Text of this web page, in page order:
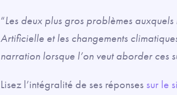
“Les deux plus gros problèmes
Artificielle et les changements
narration lorsque l’on veut aborder ces
Lisez l’intégralité de ses réponses sur le